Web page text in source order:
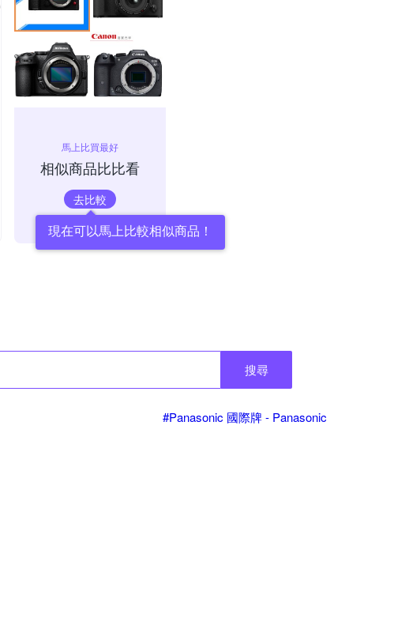
馬上比買最好
相似商品比比看
去比較
現在可以馬上比較相似商品！
搜尋
#Panasonic 國際牌 - Panasonic